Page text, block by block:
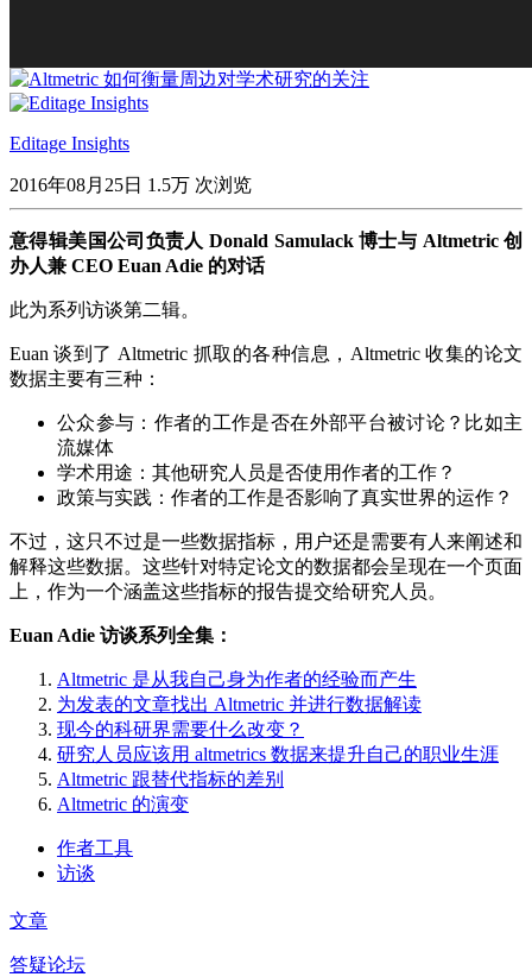
Editage Insights
2016年08月25日 1.5万 次浏览
意得辑美国公司负责人 Donald Samulack 博士与 Altmetric 创
办人兼 CEO Euan Adie 的对话
此为系列访谈第二辑。
Euan 谈到了 Altmetric 抓取的各种信息，Altmetric 收集的论文
数据主要有三种：
公众参与：作者的工作是否在外部平台被讨论？比如主
流媒体
学术用途：其他研究人员是否使用作者的工作？
政策与实践：作者的工作是否影响了真实世界的运作？
不过，这只不过是一些数据指标，用户还是需要有人来阐述和
解释这些数据。这些针对特定论文的数据都会呈现在一个页面
上，作为一个涵盖这些指标的报告提交给研究人员。
Euan Adie 访谈系列全集：
Altmetric 是从我自己身为作者的经验而产生
为发表的文章找出 Altmetric 并进行数据解读
现今的科研界需要什么改变？
研究人员应该用 altmetrics 数据来提升自己的职业生涯
Altmetric 跟替代指标的差别
Altmetric 的演变
作者工具
访谈
文章
答疑论坛